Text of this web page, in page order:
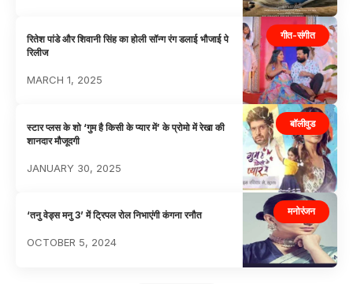
गीत-संगीत
रितेश पांडे और शिवानी सिंह का होली सॉन्ग रंग डलाई भौजाई पे
रिलीज
MARCH 1, 2025
बॉलीवुड
स्टार प्लस के शो ‘गुम है किसी के प्यार में’ के प्रोमो में रेखा की
शानदार मौजूदगी
JANUARY 30, 2025
मनोरंजन
‘तनु वेड्स मनु 3’ में ट्रिपल रोल निभाएंगी कंगना रनौत
OCTOBER 5, 2024